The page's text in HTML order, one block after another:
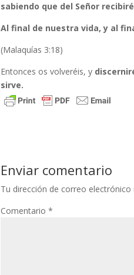
sabiendo que del Señor
Al final de nuestra vida, y al
(Malaquías 3:18)
Entonces os volveréis, y
sirve.
Enviar comentario
Tu dirección de correo electrónico
Comentario *